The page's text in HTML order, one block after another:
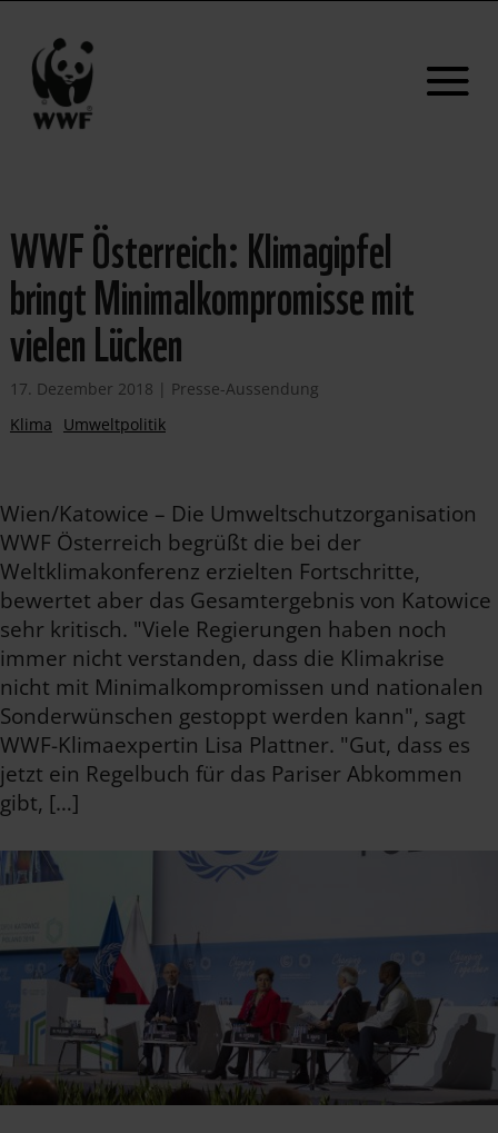
WWF Österreich: Klimagipfel
bringt Minimalkompromisse mit
vielen Lücken
17. Dezember 2018 | Presse-Aussendung
Klima
Umweltpolitik
Wien/Katowice – Die Umweltschutzorganisation
WWF Österreich begrüßt die bei der
Weltklimakonferenz erzielten Fortschritte,
bewertet aber das Gesamtergebnis von Katowice
sehr kritisch. "Viele Regierungen haben noch
immer nicht verstanden, dass die Klimakrise
nicht mit Minimalkompromissen und nationalen
Sonderwünschen gestoppt werden kann", sagt
WWF-Klimaexpertin Lisa Plattner. "Gut, dass es
jetzt ein Regelbuch für das Pariser Abkommen
gibt, […]